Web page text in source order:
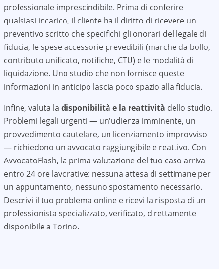
professionale imprescindibile. Prima di conferire
qualsiasi incarico, il cliente ha il diritto di ricevere un
preventivo scritto che specifichi gli onorari del legale di
fiducia, le spese accessorie prevedibili (marche da bollo,
contributo unificato, notifiche, CTU) e le modalità di
liquidazione. Uno studio che non fornisce queste
informazioni in anticipo lascia poco spazio alla fiducia.
Infine, valuta la disponibilità e la reattività dello studio.
Problemi legali urgenti — un'udienza imminente, un
provvedimento cautelare, un licenziamento improvviso
— richiedono un avvocato raggiungibile e reattivo. Con
AvvocatoFlash, la prima valutazione del tuo caso arriva
entro 24 ore lavorative: nessuna attesa di settimane per
un appuntamento, nessuno spostamento necessario.
Descrivi il tuo problema online e ricevi la risposta di un
professionista specializzato, verificato, direttamente
disponibile a Torino.